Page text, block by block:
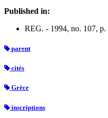
Published in:
REG. - 1994, no. 107, p.
parent
cités
Grèce
inscriptions